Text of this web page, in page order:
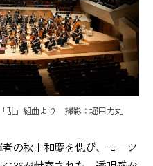
乱」組曲より 撮影：堀田力丸
の秋山和慶を偲び、モーツ